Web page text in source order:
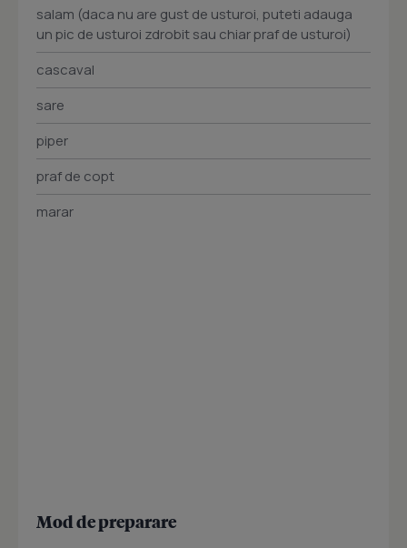
salam (daca nu are gust de usturoi, puteti adauga
un pic de usturoi zdrobit sau chiar praf de usturoi)
cascaval
sare
piper
praf de copt
marar
Mod de preparare